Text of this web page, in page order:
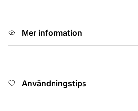
Mer information
Användningstips